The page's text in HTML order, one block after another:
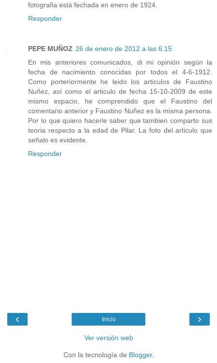
fotografia está fechada en enero de 1924.
Responder
PEPE MUÑOZ 26 de enero de 2012 a las 6:15
En mis anteriores comunicados, di mi opinión según la
fecha de nacimiento conocidas por todos el 4-6-1912.
Como porteriormente he leido los articulos de Faustino
Nuñez, así como el articulo de fecha 15-10-2009 de este
mismo espacio, he comprendido que el Faustino del
comentario anterior y Faustino Nuñez es la misma persona.
Por lo que quiero hacerle saber que tambien comparto sus
teoria respecto a la edad de Pilar. La foto del articulo que
señalo es evidente.
Responder
‹ ›
Inicio
Ver versión web
Con la tecnología de Blogger.